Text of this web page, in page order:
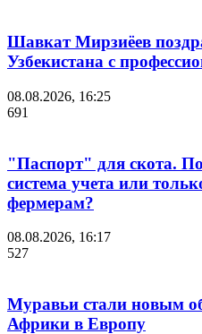
Шавкат Мирзиёев
Узбекистана с
08.08.2026, 16:25
691
"Паспорт" для скота.
система учета или
фермерам?
08.08.2026, 16:17
527
Муравьи стали новым
Африки в Европу